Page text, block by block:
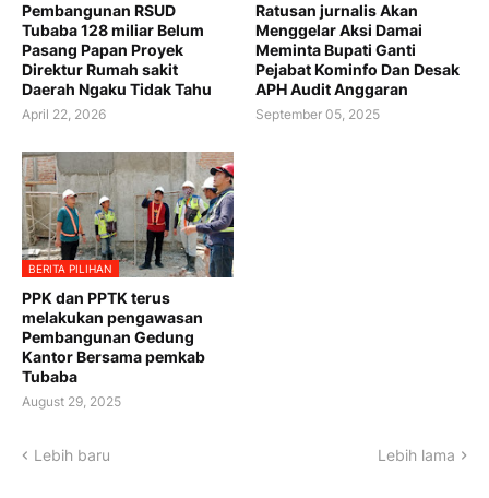
Pembangunan RSUD
Tubaba 128 miliar Belum
Pasang Papan Proyek
Direktur Rumah sakit
Daerah Ngaku Tidak Tahu
April 22, 2026
Ratusan jurnalis Akan
Menggelar Aksi Damai
Meminta Bupati Ganti
Pejabat Kominfo Dan Desak
APH Audit Anggaran
September 05, 2025
BERITA PILIHAN
PPK dan PPTK terus
melakukan pengawasan
Pembangunan Gedung
Kantor Bersama pemkab
Tubaba
August 29, 2025
Lebih baru Lebih lama